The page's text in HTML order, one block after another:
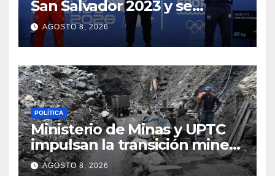
San Salvador 2023 y se
consolida segundo en Santo
Domingo 2026
AGOSTO 8, 2026
POLÍTICA
Ministerio de Minas y UPTC
impulsan la transición minera
Sogamoso
AGOSTO 8, 2026